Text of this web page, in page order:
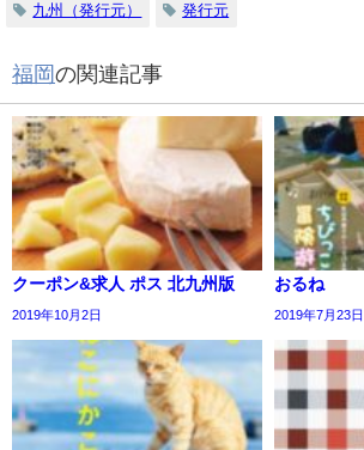
九州（発行元） 発行元
福岡 の関連記事
クーポン&求人 ポス 北九州版
2019年10月2日
おるね
2019年7月23日